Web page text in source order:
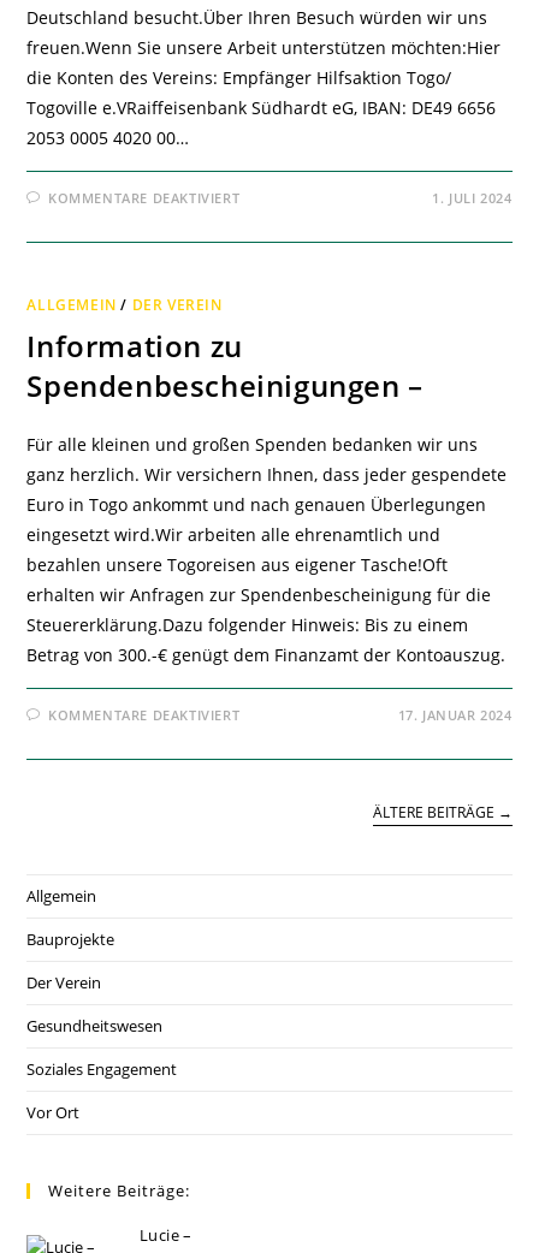
Deutschland besucht.Über Ihren Besuch würden wir uns
freuen.Wenn Sie unsere Arbeit unterstützen möchten:Hier
die Konten des Vereins: Empfänger Hilfsaktion Togo/
Togoville e.VRaiffeisenbank Südhardt eG, IBAN: DE49 6656
2053 0005 4020 00…
KOMMENTARE DEAKTIVIERTFÜR
MITGLIEDERVERSAMMLUNG
1. JULI 2024
ALLGEMEIN / DER VEREIN
Information zu
Spendenbescheinigungen –
Für alle kleinen und großen Spenden bedanken wir uns
ganz herzlich. Wir versichern Ihnen, dass jeder gespendete
Euro in Togo ankommt und nach genauen Überlegungen
eingesetzt wird.Wir arbeiten alle ehrenamtlich und
bezahlen unsere Togoreisen aus eigener Tasche!Oft
erhalten wir Anfragen zur Spendenbescheinigung für die
Steuererklärung.Dazu folgender Hinweis: Bis zu einem
Betrag von 300.-€ genügt dem Finanzamt der Kontoauszug.
KOMMENTARE DEAKTIVIERTFÜR
SPENDENBESCHEINIGUNGEN
17. JANUAR 2024
ÄLTERE BEITRÄGE →
Allgemein
Bauprojekte
Der Verein
Gesundheitswesen
Soziales Engagement
Vor Ort
Weitere Beiträge:
Lucie –